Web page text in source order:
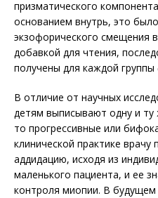
призматического
основанием внутрь, это
экзофорического смещения
добавкой для чтения,
получены для каж­дой
В отличие от научных
детям выписывают одну и ту
то прогрессивные или
клинической практике врачу
аддидацию, исходя из
маленького пациента, и ее
контроля миопии. В будущем